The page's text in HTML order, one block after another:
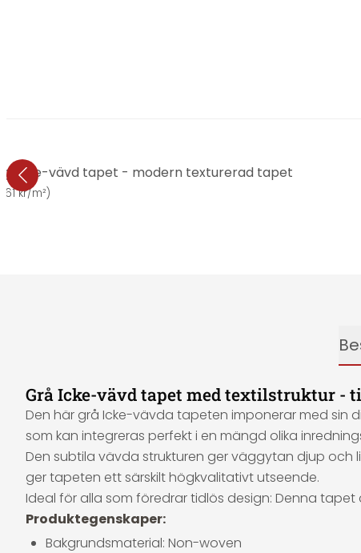
Icke-vävd tapet - modern texturerad tapet
61 kr/m²)
Grå Icke-vävd tapet med textilstruktur -
Den här grå Icke-vävda tapeten imponerar med sin
som kan integreras perfekt i en mängd olika
Den subtila vävda strukturen ger väggytan djup och
ger tapeten ett särskilt högkvalitativt utseende.
Ideal för alla som föredrar tidlös design: Denna
Produktegenskaper:
Bakgrundsmaterial: Non-woven